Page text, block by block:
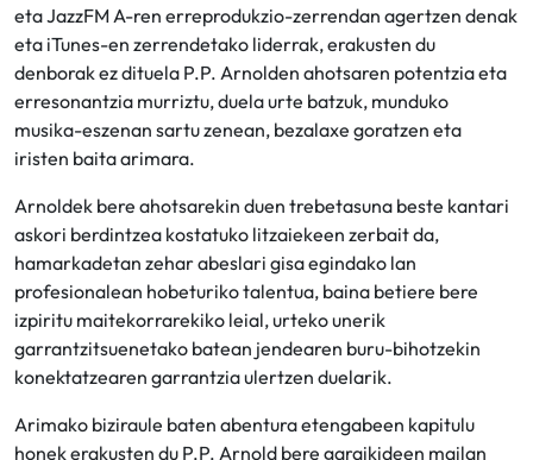
eta JazzFM A-ren erreprodukzio-zerrendan agertzen denak
eta iTunes-en zerrendetako liderrak, erakusten du
denborak ez dituela P.P. Arnolden ahotsaren potentzia eta
erresonantzia murriztu, duela urte batzuk, munduko
musika-eszenan sartu zenean, bezalaxe goratzen eta
iristen baita arimara.
Arnoldek bere ahotsarekin duen trebetasuna beste kantari
askori berdintzea kostatuko litzaiekeen zerbait da,
hamarkadetan zehar abeslari gisa egindako lan
profesionalean hobeturiko talentua, baina betiere bere
izpiritu maitekorrarekiko leial, urteko unerik
garrantzitsuenetako batean jendearen buru-bihotzekin
konektatzearen garrantzia ulertzen duelarik.
Arimako biziraule baten abentura etengabeen kapitulu
honek erakusten du P.P. Arnold bere garaikideen mailan